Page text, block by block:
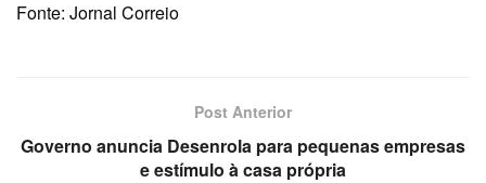
Fonte: Jornal Correio
Post Anterior
Governo anuncia Desenrola para pequenas empresas
e estímulo à casa própria